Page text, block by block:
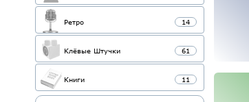
Ретро 14
Клёвые Штучки 61
Книги 11